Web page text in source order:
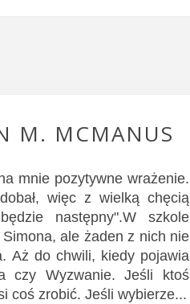
M. MCMANUS
mnie pozytywne wrażenie.
więc z wielką chęcią
następny".W szkole
ale żaden z nich nie
Aż do chwili, kiedy pojawia
czy Wyzwanie. Jeśli ktoś
coś zrobić. Jeśli wybierze...